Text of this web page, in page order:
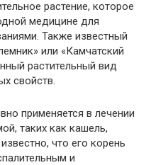
растение, которое
медицине для
Также известный
или «Камчатский
растительный вид
свойств.
применяется в лечении
таких как кашель,
что его корень
и